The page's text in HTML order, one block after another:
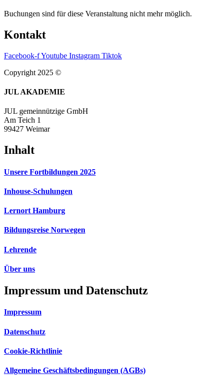
Buchungen sind für diese Veranstaltung nicht mehr möglich.
Kontakt
Facebook-fYoutube Instagram Tiktok
Copyright 2025 ©
JUL AKADEMIE
JUL gemeinnützige GmbH
Am Teich 1
99427 Weimar
Inhalt
Unsere Fortbildungen 2025
Inhouse-Schulungen
Lernort Hamburg
Bildungsreise Norwegen
Lehrende
Über uns
Impressum und Datenschutz
Impressum
Datenschutz
Cookie-Richtlinie
Allgemeine Geschäftsbedingungen (AGBs)